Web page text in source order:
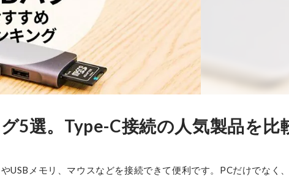
5選。Type-C接続の人気製品を比
メモリ、マウスなどを接続できて便利です。PCだけでなく、